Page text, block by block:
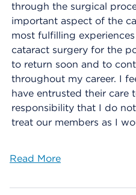
through the surgical
important aspect of the
most fulfilling
cataract surgery for the
to return soon and to
throughout my career. I
have entrusted their care
responsibility that I do
treat our members as I
Read More